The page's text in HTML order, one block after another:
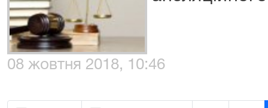
08 жовтня 2018, 10:46